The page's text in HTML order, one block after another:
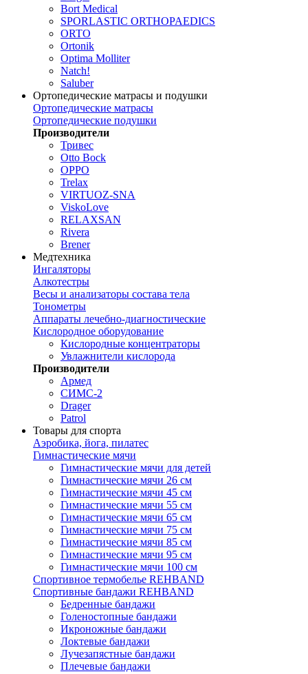
Bort Medical
SPORLASTIC ORTHOPAEDICS
ORTO
Ortonik
Optima Molliter
Natch!
Saluber
Ортопедические матрасы и подушки
Ортопедические матрасы
Ортопедические подушки
Производители
Тривес
Otto Bock
OPPO
Trelax
VIRTUOZ-SNA
ViskoLove
RELAXSAN
Rivera
Brener
Медтехника
Ингаляторы
Алкотестры
Весы и анализаторы состава тела
Тонометры
Аппараты лечебно-диагностические
Кислородное оборудование
Кислородные концентраторы
Увлажнители кислорода
Производители
Армед
СИМС-2
Drager
Patrol
Товары для спорта
Аэробика, йога, пилатес
Гимнастические мячи
Гимнастические мячи для детей
Гимнастические мячи 26 см
Гимнастические мячи 45 см
Гимнастические мячи 55 см
Гимнастические мячи 65 см
Гимнастические мячи 75 см
Гимнастические мячи 85 см
Гимнастические мячи 95 см
Гимнастические мячи 100 см
Спортивное термобелье REHBAND
Спортивные бандажи REHBAND
Бедренные бандажи
Голеностопные бандажи
Икроножные бандажи
Локтевые бандажи
Лучезапястные бандажи
Плечевые бандажи